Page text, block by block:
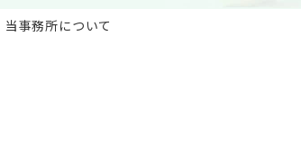
当事務所について